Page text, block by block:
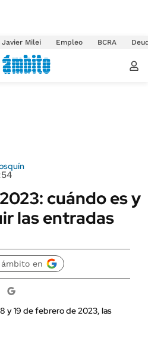
Javier Milei Empleo BCRA
cuándo es y
las entradas
ámbito en
y 19 de febrero de 2023, las